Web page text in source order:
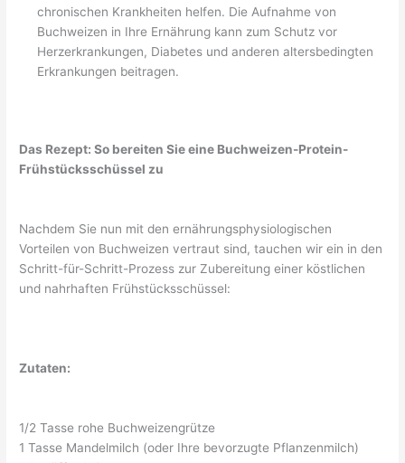
chronischen Krankheiten helfen. Die Aufnahme von
Buchweizen in Ihre Ernährung kann zum Schutz vor
Herzerkrankungen, Diabetes und anderen altersbedingten
Erkrankungen beitragen.
Das Rezept: So bereiten Sie eine Buchweizen-Protein-
Frühstücksschüssel zu
Nachdem Sie nun mit den ernährungsphysiologischen
Vorteilen von Buchweizen vertraut sind, tauchen wir ein in den
Schritt-für-Schritt-Prozess zur Zubereitung einer köstlichen
und nahrhaften Frühstücksschüssel:
Zutaten:
1/2 Tasse rohe Buchweizengrütze
1 Tasse Mandelmilch (oder Ihre bevorzugte Pflanzenmilch)